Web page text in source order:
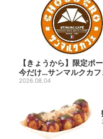
【きょうから】限定ポ
今だけ…サンマルクカフ
「夏福袋」、実質無料で
2026.08.04